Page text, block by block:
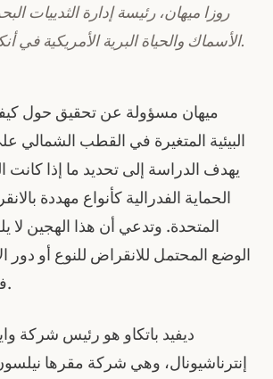
روزا ميهان، رئيسة إدارة الثدييات
الأسماك والحياة البرية الأمريكية في أنكوريج، ألاسكا.
ميهان مسؤولة عن تحقيق حول
البيئية المتغيرة في القطب الشمالي
يهدف الدراسة إلى تحديد ما إذا كانت
الحماية الفدرالية كأنواع مهددة
المتحدة. وتدعي أن هذا الهجين
الوضع المحتمل للانقراض للنوع أو دور
في تراجع أعدادها.
ديفيد باتكاو هو رئيس شركة
إنترناشيونال، وهي شركة مقرها